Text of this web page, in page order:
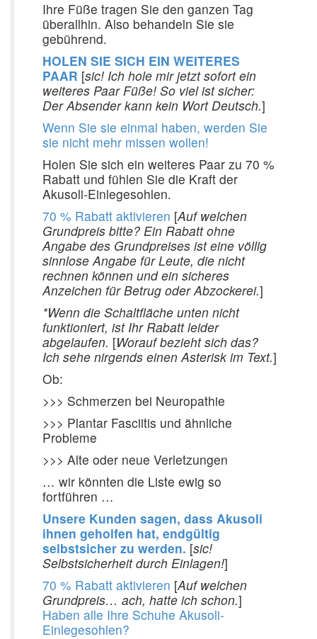
Ihre Füße tragen Sie den ganzen Tag
überallhin. Also behandeln Sie sie
gebührend.
HOLEN SIE SICH EIN WEITERES
PAAR [sic! Ich hole mir jetzt sofort ein
weiteres Paar Füße! So viel ist sicher:
Der Absender kann kein Wort Deutsch.]
Wenn Sie sie einmal haben, werden Sie
sie nicht mehr missen wollen!
Holen Sie sich ein weiteres Paar zu 70 %
Rabatt und fühlen Sie die Kraft der
Akusoli-Einlegesohlen.
70 % Rabatt aktivieren [Auf welchen
Grundpreis bitte? Ein Rabatt ohne
Angabe des Grundpreises ist eine völlig
sinnlose Angabe für Leute, die nicht
rechnen können und ein sicheres
Anzeichen für Betrug oder Abzockerei.]
*Wenn die Schaltfläche unten nicht
funktioniert, ist Ihr Rabatt leider
abgelaufen. [Worauf bezieht sich das?
Ich sehe nirgends einen Asterisk im Text.]
Ob:
>>> Schmerzen bei Neuropathie
>>> Plantar Fasciitis und ähnliche
Probleme
>>> Alte oder neue Verletzungen
… wir könnten die Liste ewig so
fortführen …
Unsere Kunden sagen, dass Akusoli
ihnen geholfen hat, endgültig
selbstsicher zu werden. [sic!
Selbstsicherheit durch Einlagen!]
70 % Rabatt aktivieren [Auf welchen
Grundpreis… ach, hatte ich schon.]
Haben alle Ihre Schuhe Akusoli-
Einlegesohlen?